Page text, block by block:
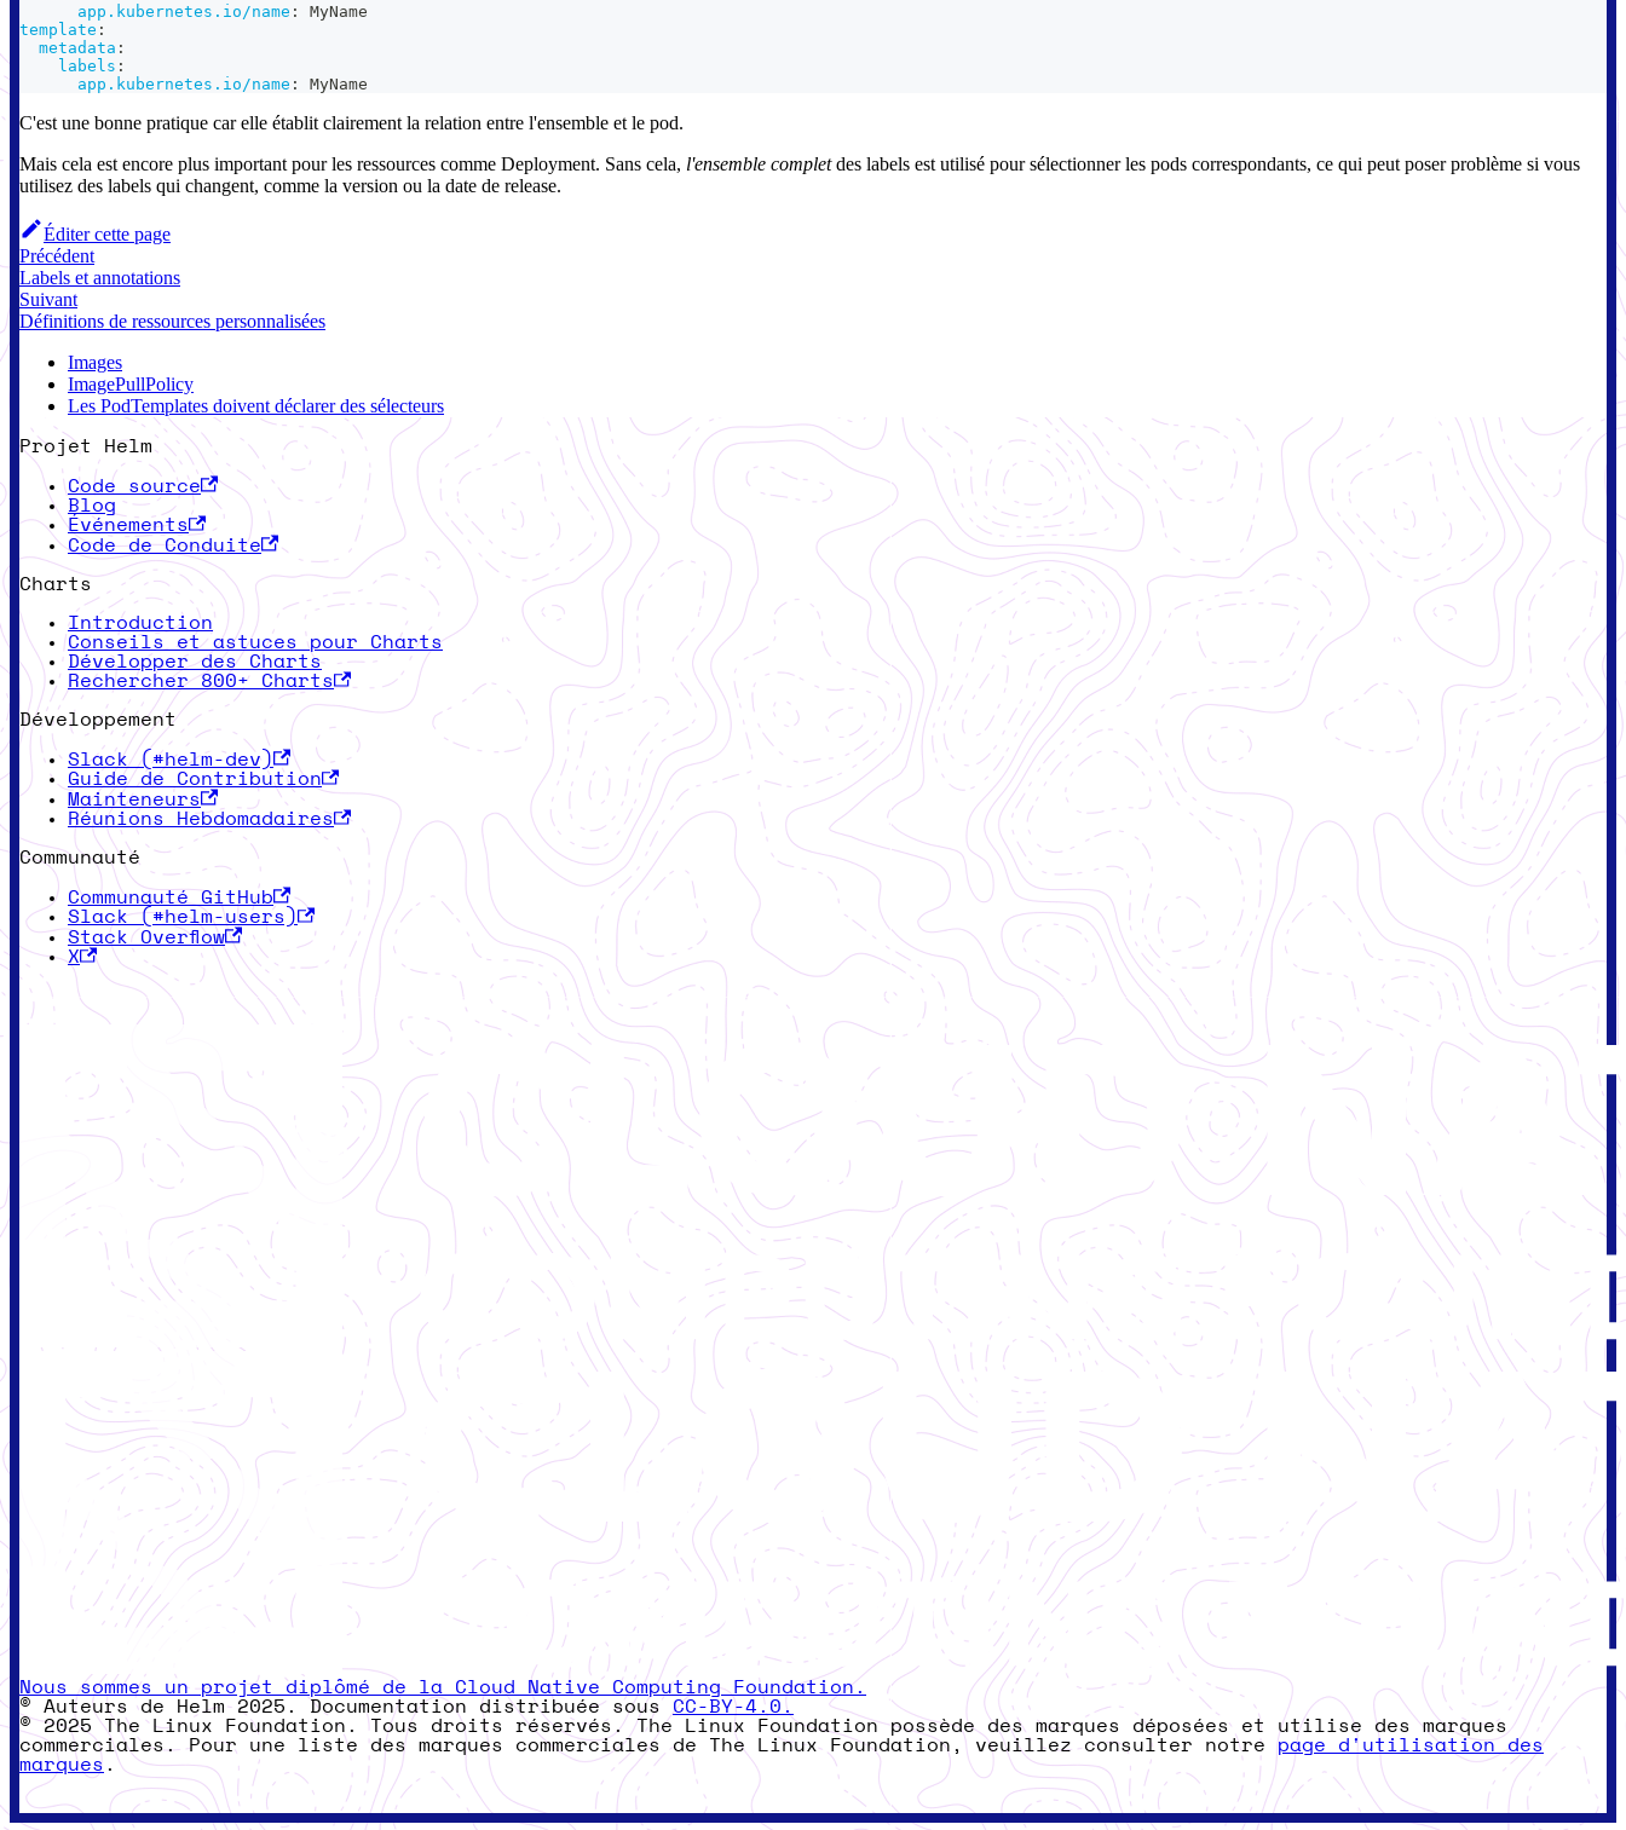
app.kubernetes.io/name :
MyName
template :
metadata :
labels :
app.kubernetes.io/name : MyName
C'est une bonne pratique car elle établit clairement la relation entre l'ensemble et le pod.
Mais cela est encore plus important pour les ressources comme Deployment. Sans cela, l'ensemble completdes labels est utilisé pour sélectionner les pods correspondants, ce qui peut poser problème si vous
utilisez des labels qui changent, comme la version ou la date de release.
Éditer cette page
Précédent
Labels et annotations
Suivant
Définitions de ressources personnalisées
Images
ImagePullPolicy
Les PodTemplates doivent déclarer des sélecteurs
Projet Helm
Code source
Blog
Événements
Code de Conduite
Charts
Introduction
Conseils et astuces pour Charts
Développer des Charts
Rechercher 800+ Charts
Développement
Slack (#helm-dev)
Guide de Contribution
Mainteneurs
Réunions Hebdomadaires
Communauté
Communauté GitHub
Slack (#helm-users)
Stack Overflow
X
Nous sommes un projet diplômé de la Cloud Native Computing Foundation.
© Auteurs de Helm 2025. Documentation distribuée sous CC-BY-4.0.
© 2025 The Linux Foundation. Tous droits réservés. The Linux Foundation possède des marques déposées et utilise des marques
commerciales. Pour une liste des marques commerciales de The Linux Foundation, veuillez consulter notrepage d'utilisation des
marques .